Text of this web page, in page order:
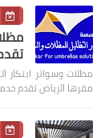
مظلات وسواتر
مقرها الرياض تقدم